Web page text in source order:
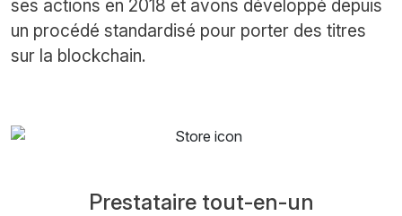
ses actions en 2018 et avons développé depuis
un procédé standardisé pour porter des titres
sur la blockchain.
Prestataire tout-en-un